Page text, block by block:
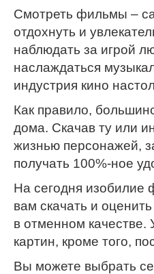
Смотреть фильмы –
отдохнуть и
наблюдать за игрой
наслаждаться
индустрия кино
Как правило,
дома. Скачав ту или
жизнью персонажей,
получать 100%-ное
На сегодня изобилие
вам скачать и
в отменном
картин, кроме того,
Вы можете выбрать